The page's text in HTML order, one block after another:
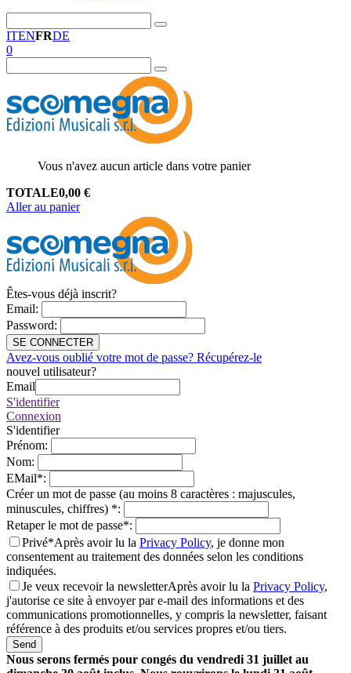
ITENFRDE
0
Vous n'avez aucun article dans votre panier
TOTALE0,00 €
Aller au panier
Êtes-vous déjà inscrit?
Email:
Password:
SE CONNECTER
Avez-vous oublié votre mot de passe? Récupérez-le
nouvel utilisateur?
Email
S'identifier
Connexion
S'identifier
Prénom:
Nom:
EMail*:
Créer un mot de passe (au moins 8 caractères : majuscules,
minuscules, chiffres) *:
Retaper le mot de passe*:
Privé*Après avoir lu la Privacy Policy, je donne mon
consentement au traitement des données selon les conditions
indiquées.
Je veux recevoir la newsletterAprès avoir lu la Privacy Policy,
j'autorise ce site à envoyer par e-mail des informations et des
communications promotionnelles, y compris la newsletter, faisant
référence à des produits et/ou services propres et/ou tiers.
Send
Nous serons fermés pour congés du vendredi 31 juillet au